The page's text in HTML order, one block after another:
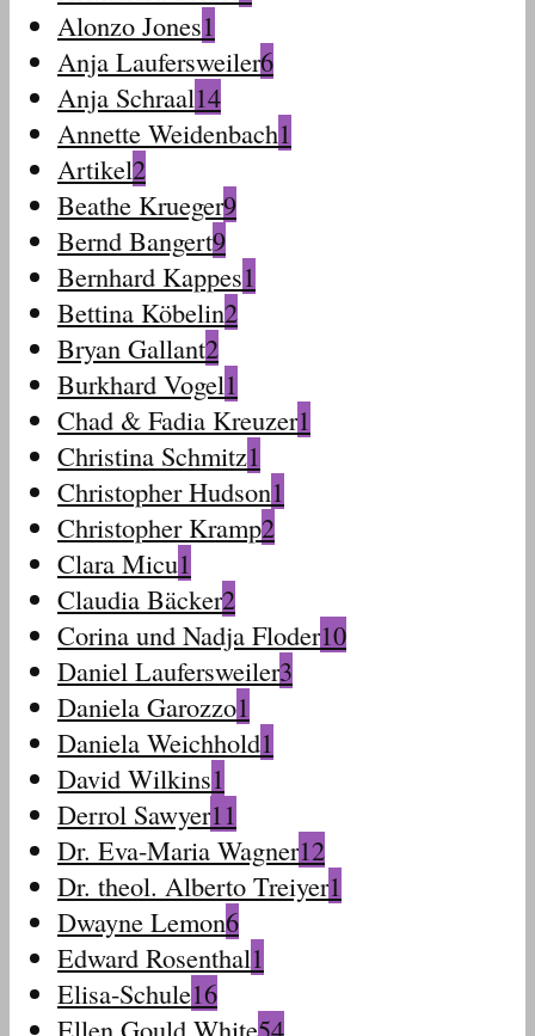
Alonzo Jones1
Anja Laufersweiler6
Anja Schraal14
Annette Weidenbach1
Artikel2
Beathe Krueger9
Bernd Bangert9
Bernhard Kappes1
Bettina Köbelin2
Bryan Gallant2
Burkhard Vogel1
Chad & Fadia Kreuzer1
Christina Schmitz1
Christopher Hudson1
Christopher Kramp2
Clara Micu1
Claudia Bäcker2
Corina und Nadja Floder10
Daniel Laufersweiler3
Daniela Garozzo1
Daniela Weichhold1
David Wilkins1
Derrol Sawyer11
Dr. Eva-Maria Wagner12
Dr. theol. Alberto Treiyer1
Dwayne Lemon6
Edward Rosenthal1
Elisa-Schule16